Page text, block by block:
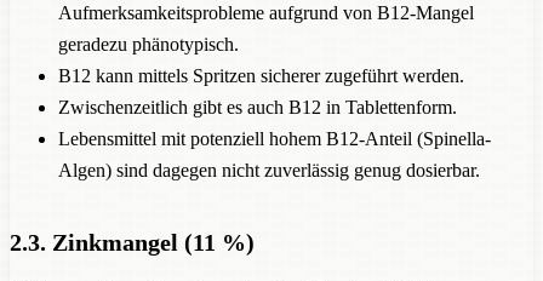
Aufmerksamkeitsprobleme aufgrund von B12-Mangel
geradezu phänotypisch.
B12 kann mittels Spritzen sicherer zugeführt werden.
Zwischenzeitlich gibt es auch B12 in Tablettenform.
Lebensmittel mit potenziell hohem B12-Anteil (Spinella-
Algen) sind dagegen nicht zuverlässig genug dosierbar.
2.3. Zinkmangel (11 %)